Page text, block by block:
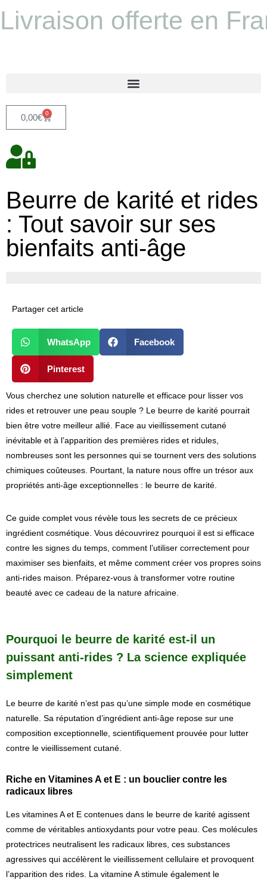
Livraison offerte en
0,00€ 0
Beurre de karité et rides
: Tout savoir sur ses
bienfaits anti-âge
Partager cet article
WhatsApp Facebook
Pinterest
Vous cherchez une solution naturelle et efficace pour lisser vos
rides et retrouver une peau souple ? Le beurre de karité pourrait
bien être votre meilleur allié. Face au vieillissement cutané
inévitable et à l’apparition des premières rides et ridules,
nombreuses sont les personnes qui se tournent vers des solutions
chimiques coûteuses. Pourtant, la nature nous offre un trésor aux
propriétés anti-âge exceptionnelles : le beurre de karité.
Ce guide complet vous révèle tous les secrets de ce précieux
ingrédient cosmétique. Vous découvrirez pourquoi il est si efficace
contre les signes du temps, comment l’utiliser correctement pour
maximiser ses bienfaits, et même comment créer vos propres soins
anti-rides maison. Préparez-vous à transformer votre routine
beauté avec ce cadeau de la nature africaine.
Pourquoi le beurre de karité est-il un
puissant anti-rides ? La science expliquée
simplement
Le beurre de karité n’est pas qu’une simple mode en cosmétique
naturelle. Sa réputation d’ingrédient anti-âge repose sur une
composition exceptionnelle, scientifiquement prouvée pour lutter
contre le vieillissement cutané.
Riche en Vitamines A et E : un bouclier contre les
radicaux libres
Les vitamines A et E contenues dans le beurre de karité agissent
comme de véritables antioxydants pour votre peau. Ces molécules
protectrices neutralisent les radicaux libres, ces substances
agressives qui accélèrent le vieillissement cellulaire et provoquent
l’apparition des rides. La vitamine A stimule également le